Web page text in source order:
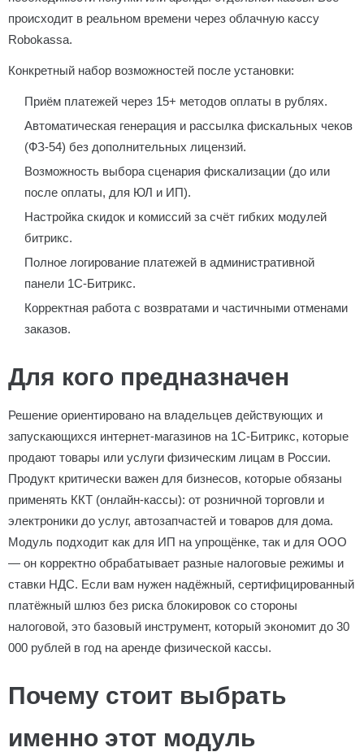
происходит в реальном времени через облачную кассу
Robokassa.
Конкретный набор возможностей после установки:
Приём платежей через 15+ методов оплаты в рублях.
Автоматическая генерация и рассылка фискальных чеков
(ФЗ-54) без дополнительных лицензий.
Возможность выбора сценария фискализации (до или
после оплаты, для ЮЛ и ИП).
Настройка скидок и комиссий за счёт гибких модулей
битрикс.
Полное логирование платежей в административной
панели 1С-Битрикс.
Корректная работа с возвратами и частичными отменами
заказов.
Для кого предназначен
Решение ориентировано на владельцев действующих и
запускающихся интернет-магазинов на 1С-Битрикс, которые
продают товары или услуги физическим лицам в России.
Продукт критически важен для бизнесов, которые обязаны
применять ККТ (онлайн-кассы): от розничной торговли и
электроники до услуг, автозапчастей и товаров для дома.
Модуль подходит как для ИП на упрощёнке, так и для ООО
— он корректно обрабатывает разные налоговые режимы и
ставки НДС. Если вам нужен надёжный, сертифицированный
платёжный шлюз без риска блокировок со стороны
налоговой, это базовый инструмент, который экономит до 30
000 рублей в год на аренде физической кассы.
Почему стоит выбрать
именно этот модуль